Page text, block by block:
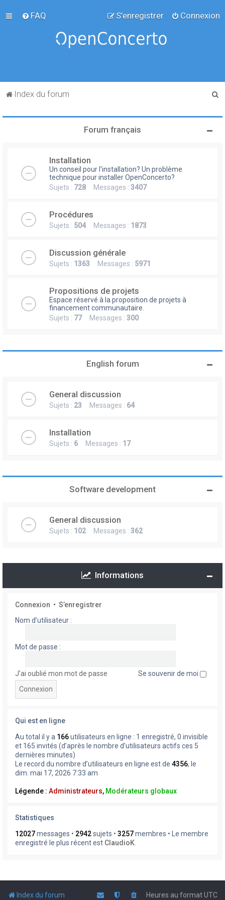
FAQ Connexion
S’enregistrer
Index du forum
Forum français
Installation
Un conseil pour l'installation? Un problème
technique pour installer OpenConcerto?
Sujets : 728 Messages : 3407
Procédures
Sujets : 504Messages : 1873
Discussion générale
Sujets : 1363 Messages : 5971
Propositions de projets
Espace réservé à la proposition de projets à
financement communautaire.
Sujets : 77Messages : 300
English forum
General discussion
Sujets : 23 Messages : 64
Installation
Sujets : 6 Messages : 17
Software development
General discussion
Sujets : 102Messages : 362
Informations
Connexion • S’enregistrer
Nom d’utilisateur :
Mot de passe :
J’ai oublié mon mot de passe Se souvenir de moi
Qui est en ligne
Au total il y a 166utilisateurs en ligne : 1 enregistré, 0 invisible
et 165 invités (d’après le nombre d’utilisateurs actifs ces 5
dernières minutes)
Le record du nombre d’utilisateurs en ligne est de 4356, le
dim. mai 17, 2026 7:33 am
Légende : Administrateurs, Modérateurs globaux
Statistiques
12027messages • 2942sujets • 3257membres • Le membre
enregistré le plus récent est ClaudioK
Index du forum Heures au formatUTC